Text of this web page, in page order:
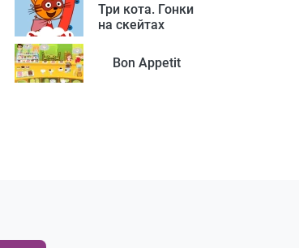
Три кота. Гонки
на скейтах
Bon Appetit